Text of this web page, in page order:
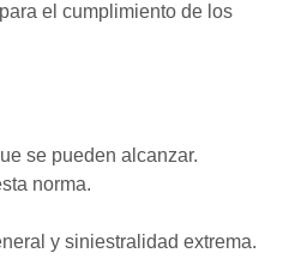
el cumplimiento de los
se pueden alcanzar.
norma.
y siniestralidad extrema.